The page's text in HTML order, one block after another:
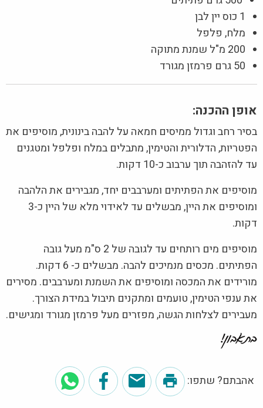
1 כוס יין לבן
מלח, פלפל
200 מ"ל שמנת מתוקה
50 גרם פרמזן מגורד
אופן ההכנה:
בסיר רחב וגדול ממיסים חמאה על להבה בינונית, מוסיפים את
הפטריות, הדלורית והטימין, מתבלים במלח ופלפל ומטגנים
עד להזהבה תוך ערבוב כ-10 דקות.
מוסיפים את הפתיתים ומערבבים יחד, מגבירים את הלהבה
ומוסיפים את היין, מבשלים עד לאידוי מלא של היין כ-3
דקות.
מוסיפים מים רותחים עד לגובה של 2 ס"מ מעל גובה
הפתיתים. מכסים מנמיכים להבה. מבשלים כ- 6 דקות.
מורידים את המכסה ומוסיפים את השמנת ומערבבים. מסירים
את ענפי הטימין, טועמים ומתקנים תיבול במידת הצורך.
מעבירים לצלחות הגשה, מפזרים מעל פרמזן מגורד ומגישים.
אהבתם? שתפו: